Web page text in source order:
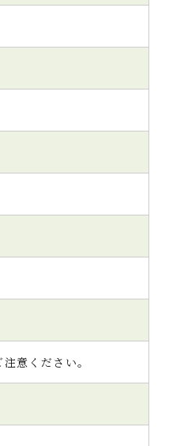
意ください。